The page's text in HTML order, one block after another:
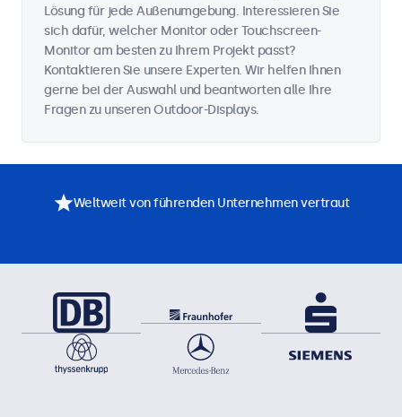
Lösung für jede Außenumgebung. Interessieren Sie
sich dafür, welcher Monitor oder Touchscreen-
Monitor am besten zu Ihrem Projekt passt?
Kontaktieren Sie unsere Experten. Wir helfen Ihnen
gerne bei der Auswahl und beantworten alle Ihre
Fragen zu unseren Outdoor-Displays.
Weltweit von führenden Unternehmen vertraut